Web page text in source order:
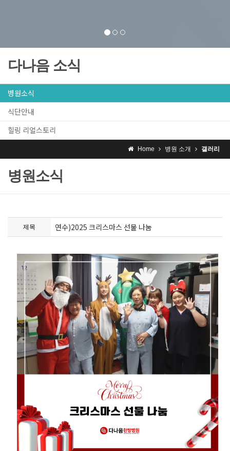
다나음 소식
병원소식
식단안내
힐링 리얼스토리
Home 병원 소개 갤러리
병원소식
제목 연수)2025 크리스마스 선물 나눔